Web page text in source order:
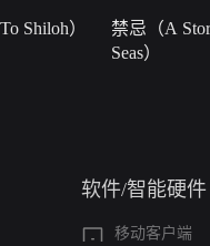
Shiloh）
禁忌（A
Seas）
软件/智能硬件
移动客户端